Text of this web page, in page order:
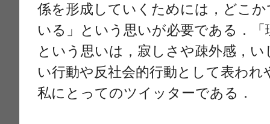
係を形成していくためには，どこ
いる」という思いが必要である．
という思いは，寂しさや疎外感，
い行動や反社会的行動として表われ
私にとってのツイッターである．